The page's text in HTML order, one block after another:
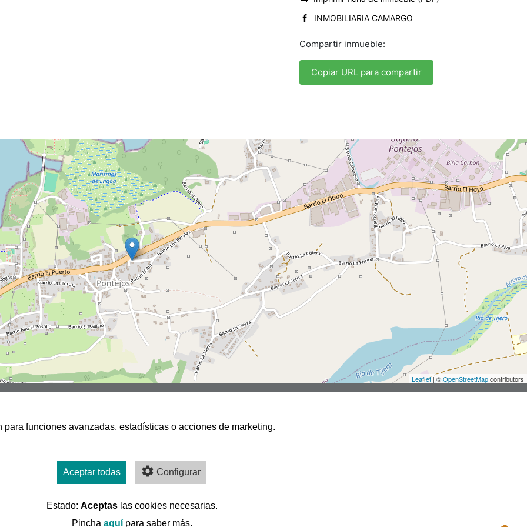
funciones avanzadas, estadísticas o acciones de marketing.
Aceptar todas Configurar
Estado: Aceptaslas cookies necesarias.
Pincha aquípara saber más.
INMOBILIARIA CAMARGO
Compartir inmueble:
Copiar URL para compartir
Leaflet| ©OpenStreetMapcontributors